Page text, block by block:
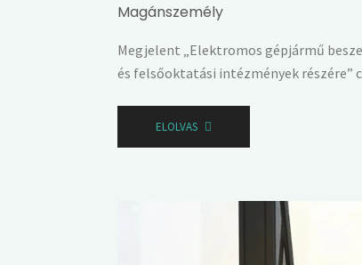
Magánszemély
Megjelent „Elektromos gépjármű
és felsőoktatási intézmények részére”
ELOLVAS